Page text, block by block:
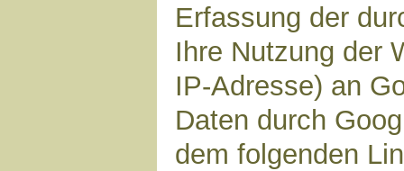
Erfassung der
Ihre Nutzung der
IP-Adresse) an
Daten durch
dem folgenden